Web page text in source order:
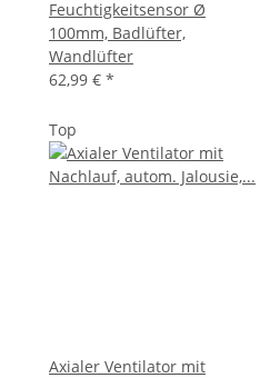
Feuchtigkeitsensor Ø
100mm, Badlüfter,
Wandlüfter
62,99 € *
Top
Axialer Ventilator mit